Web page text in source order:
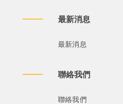
最新消息
最新消息
聯絡我們
聯絡我們